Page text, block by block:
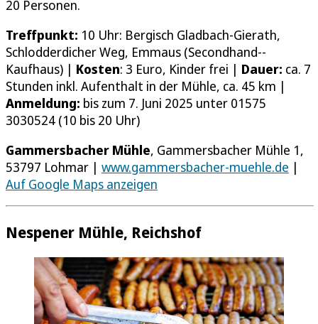
20 Personen.
Treffpunkt: 10 Uhr: Bergisch Gladbach-­Gierath,
Schlodderdicher Weg, Emmaus (Secondhand-­
Kaufhaus) | Kosten: 3 Euro, Kinder frei | Dauer: ca. 7
Stunden inkl. Aufenthalt in der Mühle, ca. 45 km |
Anmeldung: bis zum 7. Juni 2025 unter 01575
3030524 (10 bis 20 Uhr)
Gammersbacher Mühle, Gammersbacher Mühle 1,
53797 Lohmar | www.gammersbacher-muehle.de |
Auf Google Maps anzeigen
Nespener Mühle, Reichshof